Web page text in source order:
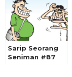
Sarip Seorang
Seniman #87